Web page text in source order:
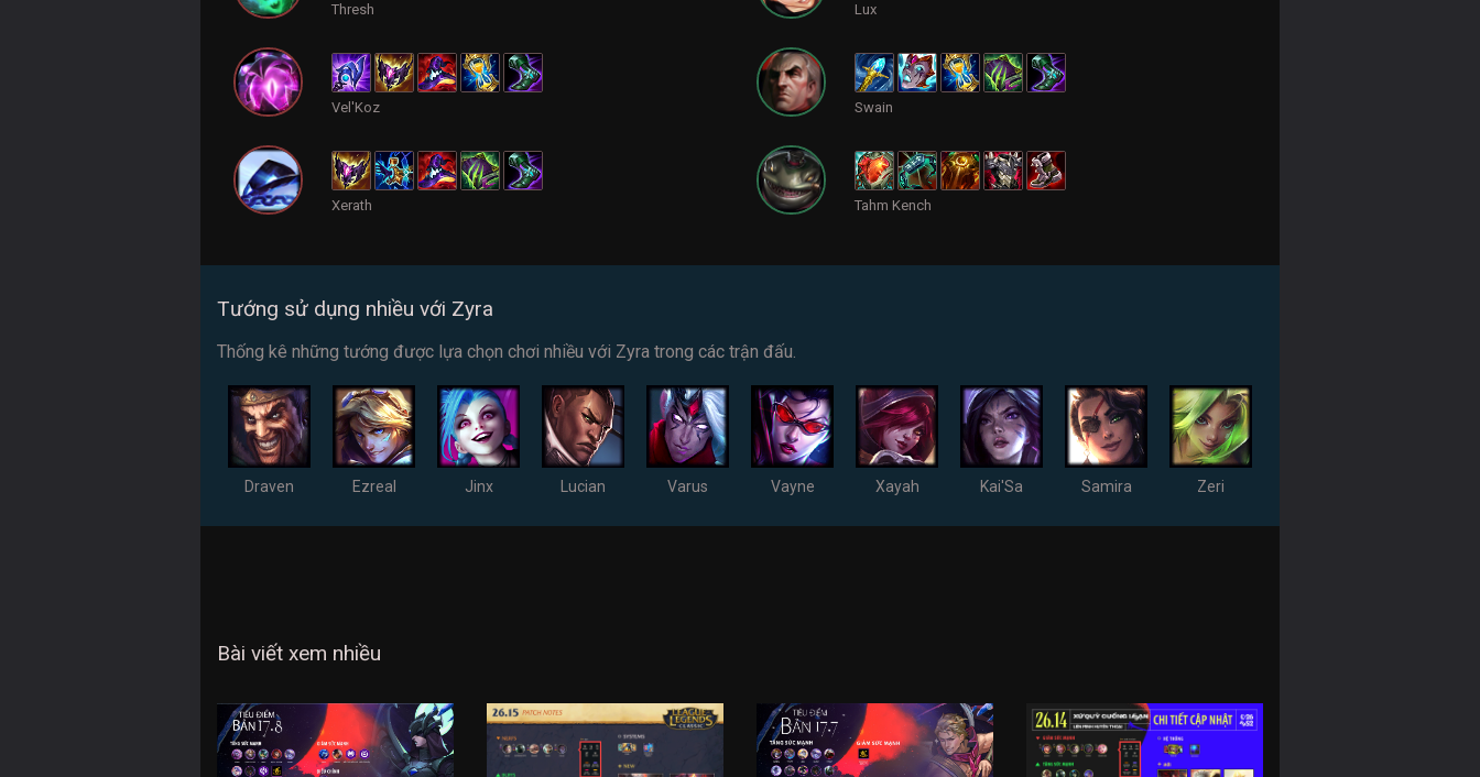
Thresh
Vel'Koz
Xerath
Lux
Swain
Tahm Kench
Tướng sử dụng nhiều với Zyra
Thống kê những tướng được lựa chọn chơi nhiều với Zyra trong các trận đấu.
Draven Ezreal Jinx Lucian Varus Vayne Xayah Kai'Sa Samira Zeri
Bài viết xem nhiều